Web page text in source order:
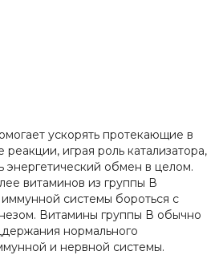
ускорять протекающие в
играя роль катализатора,
энергетический обмен в целом.
витаминов из группы В
системы бороться с
Витамины группы В обычно
нормального
и нервной системы.